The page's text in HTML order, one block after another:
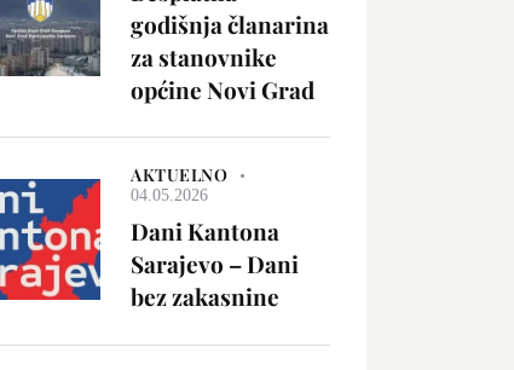
godišnja članarina
za stanovnike
općine Novi Grad
AKTUELNO
04.05.2026
Dani Kantona
Sarajevo – Dani
bez zakasnine